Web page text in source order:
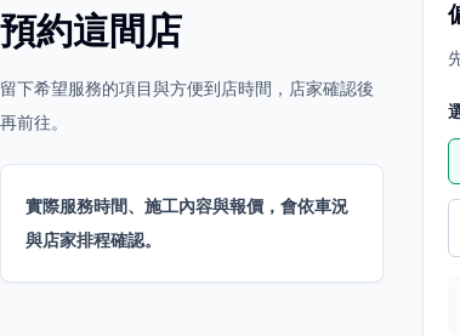
預約這間店
留下希望服務的項目與方便到店時間，店家確認後
再前往。
實際服務時間、施工內容與報價，會依車況
與店家排程確認。